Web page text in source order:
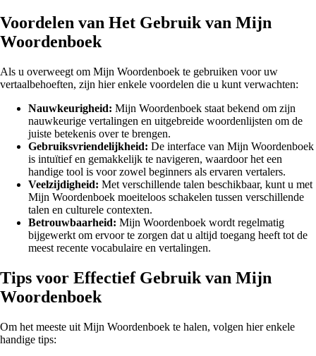
Voordelen van Het Gebruik van Mijn
Woordenboek
Als u overweegt om Mijn Woordenboek te gebruiken voor uw
vertaalbehoeften, zijn hier enkele voordelen die u kunt verwachten:
Nauwkeurigheid: Mijn Woordenboek staat bekend om zijn
nauwkeurige vertalingen en uitgebreide woordenlijsten om de
juiste betekenis over te brengen.
Gebruiksvriendelijkheid: De interface van Mijn Woordenboek
is intuïtief en gemakkelijk te navigeren, waardoor het een
handige tool is voor zowel beginners als ervaren vertalers.
Veelzijdigheid: Met verschillende talen beschikbaar, kunt u met
Mijn Woordenboek moeiteloos schakelen tussen verschillende
talen en culturele contexten.
Betrouwbaarheid: Mijn Woordenboek wordt regelmatig
bijgewerkt om ervoor te zorgen dat u altijd toegang heeft tot de
meest recente vocabulaire en vertalingen.
Tips voor Effectief Gebruik van Mijn
Woordenboek
Om het meeste uit Mijn Woordenboek te halen, volgen hier enkele
handige tips: